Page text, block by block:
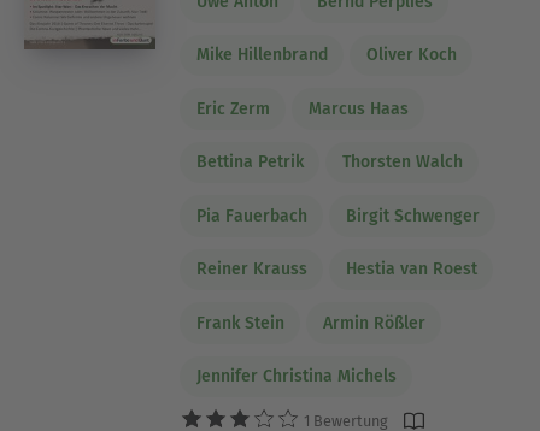
Mike Hillenbrand Oliver Koch
Eric Zerm Marcus Haas
Bettina Petrik Thorsten Walch
Pia Fauerbach Birgit Schwenger
Reiner Krauss Hestia van Roest
Frank Stein Armin Rößler
Jennifer Christina Michels
1 Bewertung